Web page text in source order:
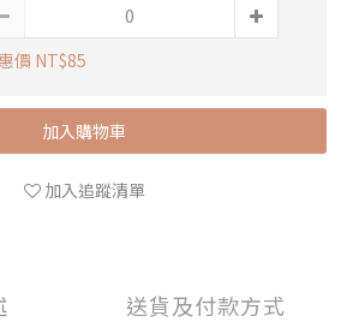
價 NT$85
加入購物車
加入追蹤清單
送貨及付款方式